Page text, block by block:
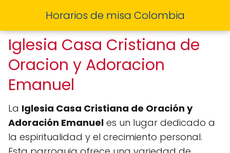
Horarios de misa Colombia
Iglesia Casa Cristiana de
Oracion y Adoracion
Emanuel
La Iglesia Casa Cristiana de Oración y
Adoración Emanuel es un lugar dedicado a
la espiritualidad y el crecimiento personal.